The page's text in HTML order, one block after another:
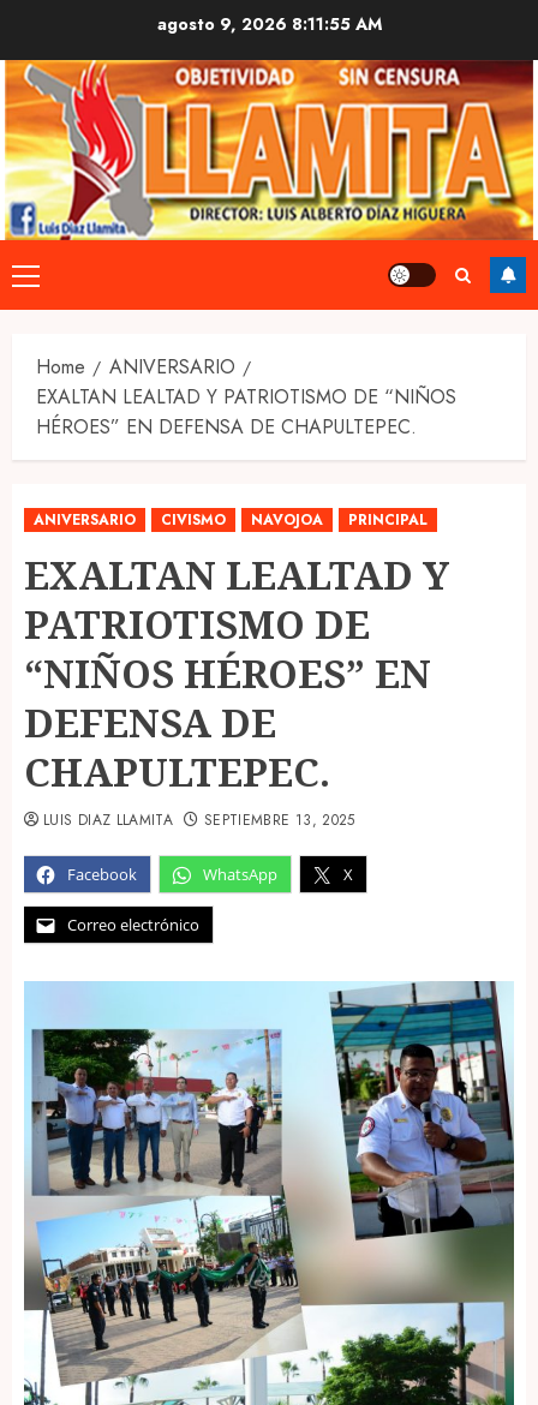
content
agosto 9, 2026 8:11:55 AM
Primary
Menu
Home
ANIVERSARIO
EXALTAN LEALTAD Y PATRIOTISMO DE “NIÑOS
HÉROES” EN DEFENSA DE CHAPULTEPEC.
ANIVERSARIO CIVISMO NAVOJOA PRINCIPAL
EXALTAN LEALTAD Y
PATRIOTISMO DE
“NIÑOS HÉROES” EN
DEFENSA DE
CHAPULTEPEC.
Facebook WhatsApp X
Correo electrónico
LUIS DIAZ LLAMITA SEPTIEMBRE 13, 2025